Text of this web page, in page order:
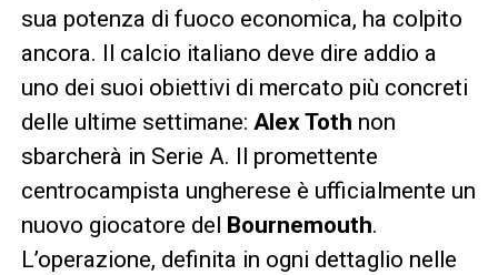
sua potenza di fuoco economica, ha colpito
ancora. Il calcio italiano deve dire addio a
uno dei suoi obiettivi di mercato più concreti
delle ultime settimane: Alex Toth non
sbarcherà in Serie A. Il promettente
centrocampista ungherese è ufficialmente un
nuovo giocatore del
Bournemouth.
L’operazione, definita in ogni dettaglio nelle